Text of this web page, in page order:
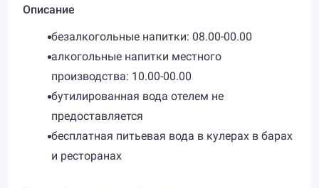
Описание
безалкогольные напитки: 08.00-00.00
алкогольные напитки местного
производства: 10.00-00.00
бутилированная вода отелем не
предоставляется
бесплатная питьевая вода в кулерах в барах
и ресторанах